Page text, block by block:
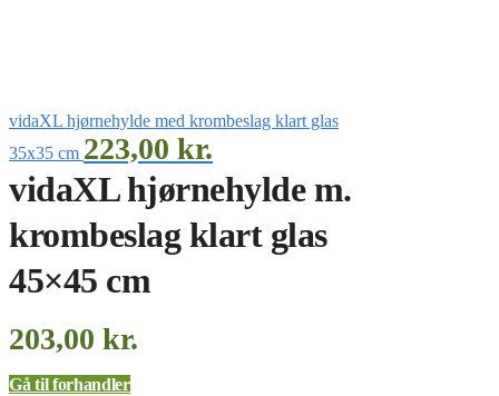
vidaXL hjørnehylde med krombeslag klart glas
35x35 cm 223,00 kr.
vidaXL hjørnehylde m.
krombeslag klart glas
45×45 cm
203,00 kr.
Gå til forhandler